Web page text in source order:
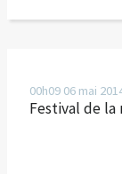
00h09 06 mai
Festival de la